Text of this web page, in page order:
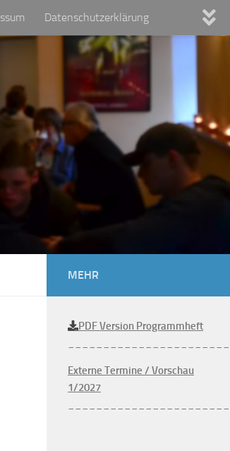
Datenschutzerklärung
MEHR
PDF Version Programmheft
Externe Termine / Vorschau
1/2027